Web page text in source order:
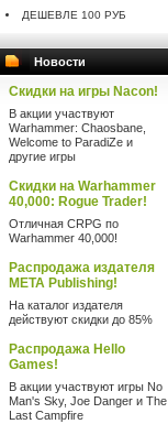
ДЕШЕВЛЕ 100 РУБ
Новости
Скидки на игры Nacon!
В акции участвуют
Warhammer: Chaosbane,
Welcome to ParadiZe и
другие игры
Скидки на Warhammer
40,000: Rogue Trader!
Отличная CRPG по
Warhammer 40,000!
Распродажа издателя
META Publishing!
На каталог издателя
действуют скидки до 85%
Распродажа Hello
Games!
В акции участвуют игры No
Man's Sky, Joe Danger и The
Last Campfire